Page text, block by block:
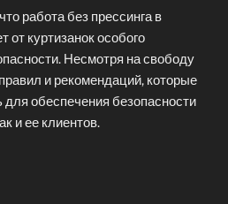
работа без прессинга в
от куртизанок особого
Несмотря на свободу
и рекомендаций, которые
обеспечения безопасности
и ее клиентов.